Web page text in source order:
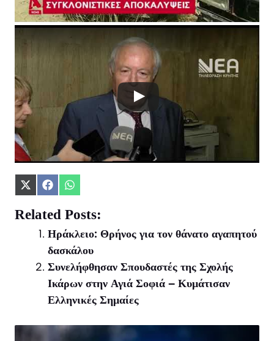
Share
X
(Twitter)
Share
Facebook
Share
WhatsApp
Related Posts:
Ηράκλειο: Θρήνος για τον θάνατο αγαπητού
δασκάλου
Συνελήφθησαν Σπουδαστές της Σχολής
Ικάρων στην Αγιά Σοφιά – Κυμάτισαν
Ελληνικές Σημαίες